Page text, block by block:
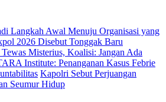
Langkah Awal Menuju Organisasi yang
2026 Disebut Tonggak Baru
Misterius, Koalisi: Jangan Ada
Institute: Penanganan Kasus Febrie
Kapolri Sebut Perjuangan
Seumur Hidup